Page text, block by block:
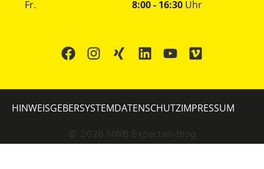
Fr.
8:00 - 16:30 Uhr
© 2026 NWB Experten-Blog
HINWEISGEBERSYSTEMDATENSCHUTZIMPRESSUM